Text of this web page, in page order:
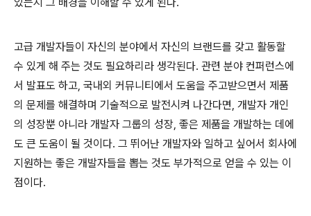
고급 개발자들이 자신의 분야에서 자신의 브랜드를 갖고 활동할
수 있게 해 주는 것도 필요하리라 생각된다. 관련 분야 컨퍼런스에
서 발표도 하고, 국내외 커뮤니티에서 도움을 주고받으면서 제품
의 문제를 해결하며 기술적으로 발전시켜 나간다면, 개발자 개인
의 성장뿐 아니라 개발자 그룹의 성장, 좋은 제품을 개발하는 데에
도 큰 도움이 될 것이다. 그 뛰어난 개발자와 일하고 싶어서 회사에
지원하는 좋은 개발자들을 뽑는 것도 부가적으로 얻을 수 있는 이
점이다.